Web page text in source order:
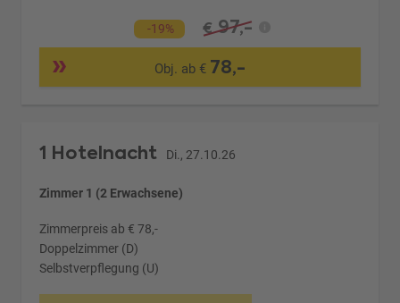
-19% € 97,-
Obj. ab € 78,-
1 Hotelnacht Di., 27.10.26
Zimmer 1 (2 Erwachsene)
Zimmerpreis ab € 78,-
Doppelzimmer (D)
Selbstverpflegung (U)